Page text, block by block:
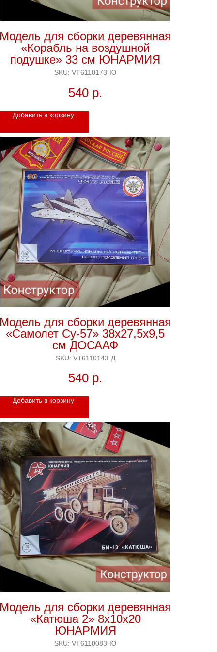
Модель для сборки деревянная
«Корабль на воздушной
подушке» 33 см ЮНАРМИЯ
SKU: VT6110173-Ю
540 р.
Добавить в корзину
Модель для сборки деревянная
«Самолет Су-57» 38х27,5х9,5
см ДОСААФ
SKU: VT6110143-Д
540 р.
Добавить в корзину
Модель для сборки деревянная
«Катюша 2» 8х10х20
ЮНАРМИЯ
SKU: VT6110083-Ю